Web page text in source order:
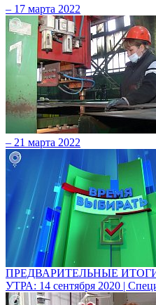
– 17 марта 2022
– 21 марта 2022
ПРЕДВАРИТЕЛЬНЫЕ
УТРА: 14 сентября 2020 |